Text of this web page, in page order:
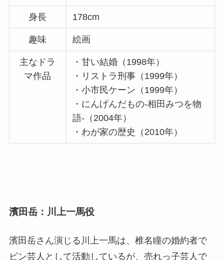
身長 178cm
趣味 絵画
主なドラ
マ作品
・甘い結婚（1998年）
・リストラ刑事（1999年）
・小市民ケーン（1999年）
・にんげんだもの-相田みつを物
語-（2004年）
・わが家の歴史（2010年）
濱田岳：川上一馬役
濱田岳さん演じる川上一馬は、椎名瞳の婚約者で
ピン芸人として活動しているが、売れっ子芸人で